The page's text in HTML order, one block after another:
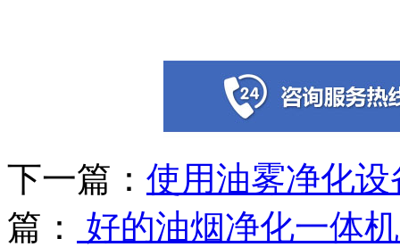
下一篇： 使用油雾净化
篇：
好的油烟净化一体